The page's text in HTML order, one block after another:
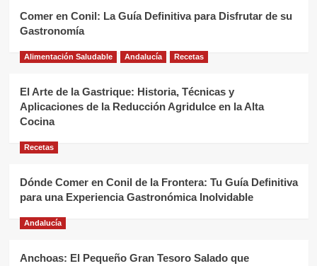
Comer en Conil: La Guía Definitiva para Disfrutar de su
Gastronomía
Alimentación Saludable Andalucía Recetas
El Arte de la Gastrique: Historia, Técnicas y
Aplicaciones de la Reducción Agridulce en la Alta
Cocina
Recetas
Dónde Comer en Conil de la Frontera: Tu Guía Definitiva
para una Experiencia Gastronómica Inolvidable
Andalucía
Anchoas: El Pequeño Gran Tesoro Salado que